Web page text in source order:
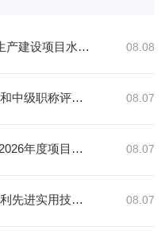
云南省水利厅关于2026年7月接受生产建设项目水土保持设施自主验收报备的公示 08.08
2026年云南省水利厅水利工程初级和中级职称评审委员会评审结果公示 08.07
云南省水利厅信息化运维密评服务2026年度项目合同公告 08.07
云南省水利厅关于开展2026年度水利先进实用技术（产品）推广指导目录征集工作的通知 08.07